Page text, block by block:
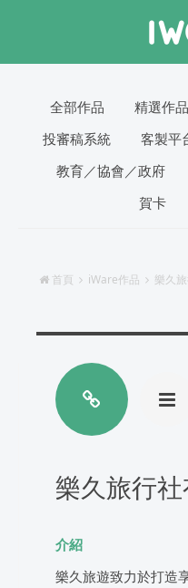
全部作品 精選作品
投審稿系統
客製平
教育／協會／政府
賀卡
首頁 iWare作品 樂久
樂久旅行
介紹
樂久旅遊致力於打造